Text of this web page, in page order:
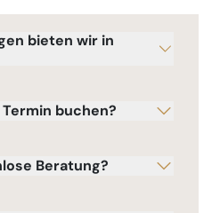
bieten wir in
buchen?
Beratung?